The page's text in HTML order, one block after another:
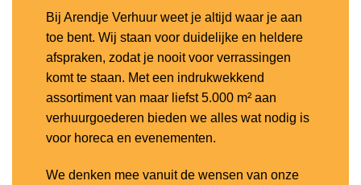
Bij Arendje Verhuur weet je altijd waar je aan
toe bent. Wij staan voor duidelijke en heldere
afspraken, zodat je nooit voor verrassingen
komt te staan. Met een indrukwekkend
assortiment van maar liefst 5.000 m² aan
verhuurgoederen bieden we alles wat nodig is
voor horeca en evenementen.
We denken mee vanuit de wensen van onze